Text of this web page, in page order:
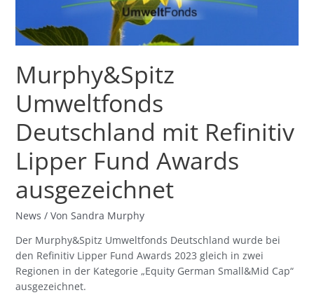
Murphy&Spitz
Umweltfonds
Deutschland mit Refinitiv
Lipper Fund Awards
ausgezeichnet
News / Von Sandra Murphy
Der Murphy&Spitz Umweltfonds Deutschland wurde bei
den Refinitiv Lipper Fund Awards 2023 gleich in zwei
Regionen in der Kategorie „Equity German Small&Mid Cap“
ausgezeichnet.